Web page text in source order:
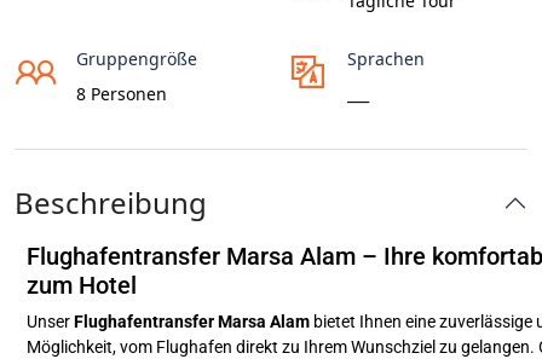
Gruppengröße
8 Personen
Sprachen
Beschreibung
Flughafentransfer Marsa Alam – Ihre
zum Hotel
UnserFlughafentransfer Marsa Alam bietet Ihnen eine zuverlässige
Möglichkeit, vom Flughafen direkt zu Ihrem Wunschziel zu gelangen.